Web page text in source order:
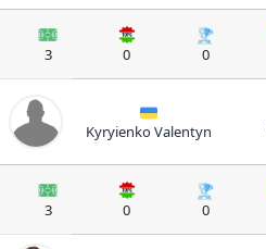
3 0 0
Kyryienko Valentyn
3 0 0